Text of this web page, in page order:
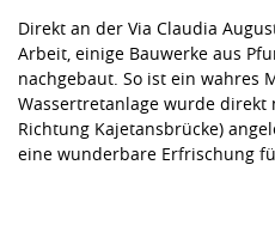
Direkt an der Via Claudia
Arbeit, einige Bauwerke aus
nachgebaut. So ist ein wahres
Wassertretanlage wurde direkt
Richtung Kajetansbrücke)
eine wunderbare Erfrischung